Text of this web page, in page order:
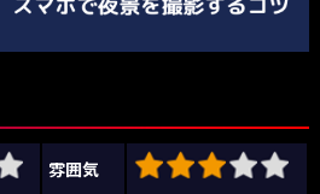
雰囲気